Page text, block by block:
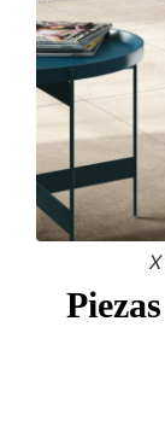
Piezas